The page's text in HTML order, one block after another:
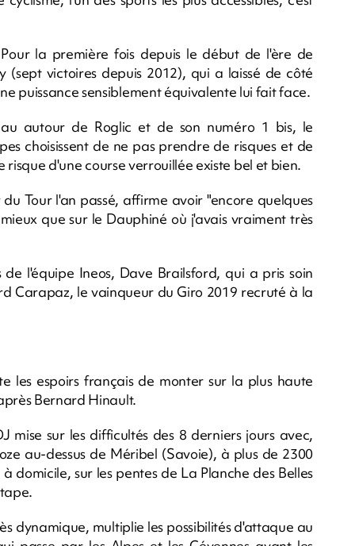
la première fois depuis le début de l'ère de
(sept victoires depuis 2012), qui a laissé de côté
puissance sensiblement équivalente lui fait face.
autour de Roglic et de son numéro 1 bis, le
choisissent de ne pas prendre de risques et de
d'une course verrouillée existe bel et bien.
Tour l'an passé, affirme avoir "encore quelques
que sur le Dauphiné où j'avais vraiment très
l'équipe Ineos, Dave Brailsford, qui a pris soin
Carapaz, le vainqueur du Giro 2019 recruté à la
les espoirs français de monter sur la plus haute
Bernard Hinault.
mise sur les difficultés des 8 derniers jours avec,
au-dessus de Méribel (Savoie), à plus de 2300
sur les pentes de La Planche des Belles
dynamique, multiplie les possibilités d'attaque au